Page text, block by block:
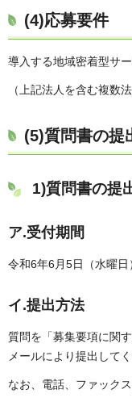
(4)応募要件
導入する地域密着型サ
（上記法人を含む複
(5)質問書の提
1)質問書の提
ア.受付期間
令和6年6月5日（水曜
イ.提出方法
質問を「募集要項に関
メールにより提出してく
なお、電話、ファック